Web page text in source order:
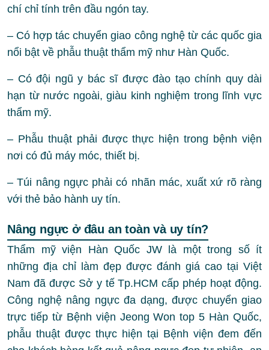
chí chỉ tính trên đầu ngón tay.
– Có hợp tác chuyển giao công nghệ từ các quốc gia
nổi bật về phẫu thuật thẩm mỹ như Hàn Quốc.
– Có đội ngũ y bác sĩ được đào tạo chính quy dài
hạn từ nước ngoài, giàu kinh nghiệm trong lĩnh vực
thẩm mỹ.
– Phẫu thuật phải được thực hiện trong bệnh viện
nơi có đủ máy móc, thiết bị.
– Túi nâng ngực phải có nhãn mác, xuất xứ rõ ràng
với thẻ bảo hành uy tín.
Nâng ngực ở đâu an toàn và uy tín?
Thẩm mỹ viện Hàn Quốc JW là một trong số ít
những địa chỉ làm đẹp được đánh giá cao tại Việt
Nam đã được Sở y tế Tp.HCM cấp phép hoạt động.
Công nghệ nâng ngực đa dạng, được chuyển giao
trực tiếp từ Bệnh viện Jeong Won top 5 Hàn Quốc,
phẫu thuật được thực hiện tại Bệnh viện đem đến